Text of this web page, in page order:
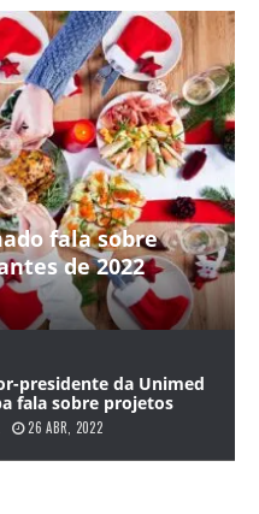
fala sobre
de 2022
presidente da Unimed
fala sobre projetos
26 ABR, 2022